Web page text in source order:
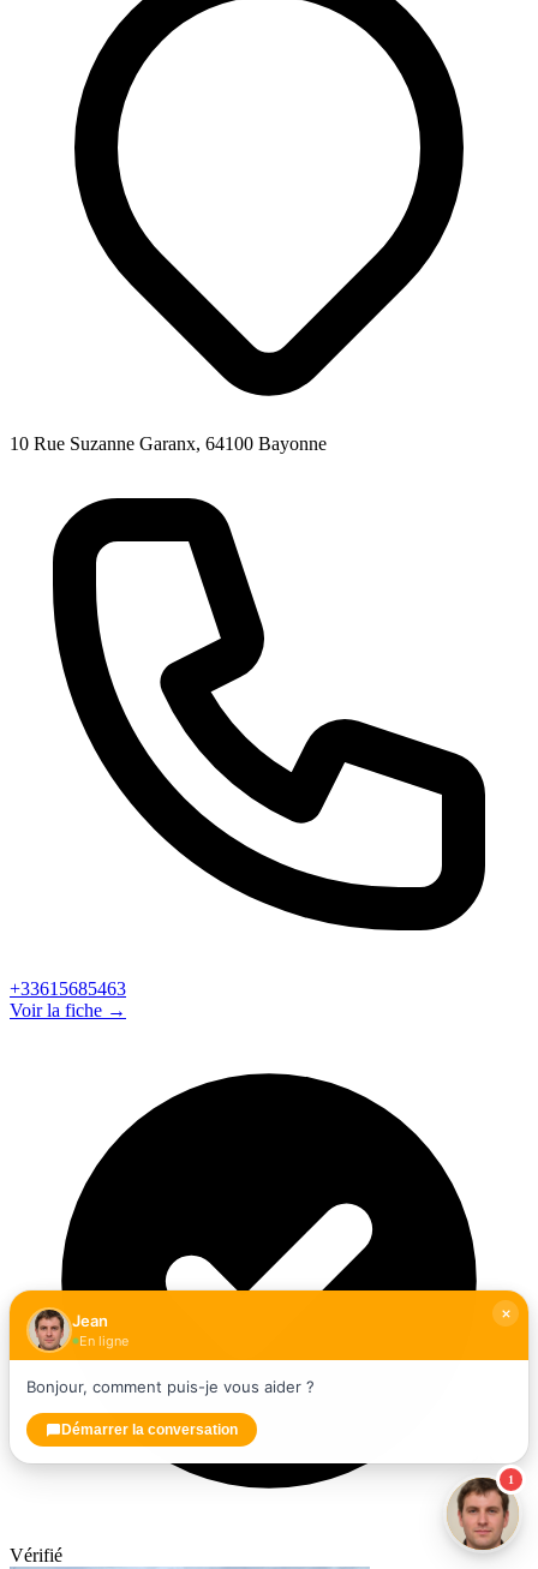
10 Rue Suzanne Garanx, 64100 Bayonne
+33615685463
Voir la fiche →
Vérifié
1
Jean
En ligne
Bonjour, comment puis-je vous aider ?
Démarrer la conversation